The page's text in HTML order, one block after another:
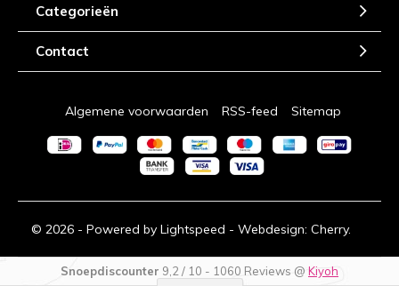
Categorieën
Contact
© 2026 - Powered by Lightspeed - Webdesign: Cherry.
Algemene voorwaarden RSS-feed Sitemap
Snoepdiscounter 9,2 / 10 - 1060 Reviews @ Kiyoh